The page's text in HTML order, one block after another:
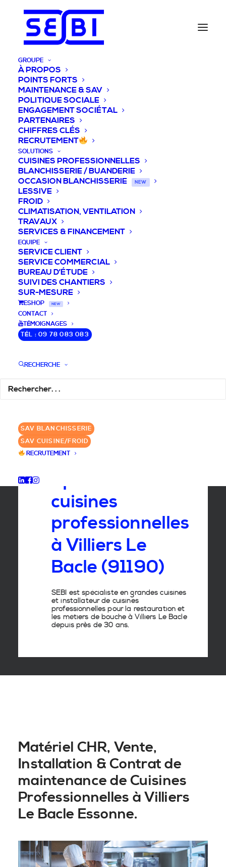
GROUPE
À PROPOS
POINTS FORTS
MAINTENANCE & SAV
POLITIQUE SOCIALE
ENGAGEMENT SOCIÉTAL
PARTENAIRES
CHIFFRES CLÉS
RECRUTEMENT
SOLUTIONS
CUISINES PROFESSIONNELLES
BLANCHISSERIE / BUANDERIE
OCCASION BLANCHISSERIE
NEW
LESSIVE
FROID
CLIMATISATION, VENTILATION
TRAVAUX
SERVICES & FINANCEMENT
EQUIPE
SERVICE CLIENT
SERVICE COMMERCIAL
BUREAU D’ÉTUDE
SUIVI DES CHANTIERS
SUR-MESURE
ESHOP NEW
CONTACT
TÉMOIGNAGES
TÉL : 09 78 083 083
RECHERCHE
SAV BLANCHISSERIE
SAV CUISINE/FROID
RECRUTEMENT
DEVIS / CONSEILS /
QUESTIONS
✆ 09 78 083 083
GROUPE SEBI
Spécialiste
cuisines
professionnelles
à Villiers Le
Bacle (91190)
SEBI est spécialiste en grandes cuisines
et installateur de cuisines
professionnelles pour la restauration et
les métiers de bouche à Villiers Le Bacle
depuis près de 30 ans.
Matériel CHR, Vente,
Installation & Contrat de
maintenance de Cuisines
Professionnelles à Villiers
Le Bacle Essonne.